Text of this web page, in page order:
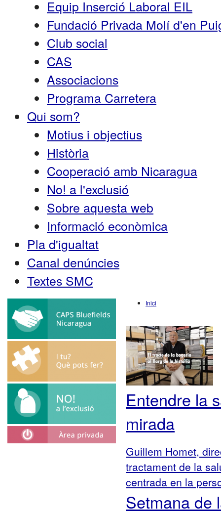
Equip Inserció Laboral EIL
Fundació Privada Molí d'en
Club social
CAS
Associacions
Programa Carretera
Qui som?
Motius i objectius
Història
Cooperació amb Nicaragua
No! a l'exclusió
Sobre aquesta web
Informació econòmica
Pla d'igualtat
Canal denúncies
Textes SMC
Inici
Entendre la
mirada
Guillem Homet,
tractament de la
centrada en la
Setmana de